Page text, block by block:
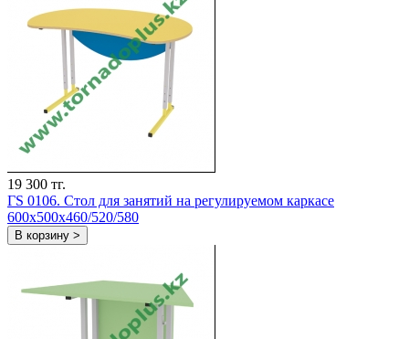
19 300 тг.
ГS 0106. Стол для занятий на регулируемом каркасе
600x500x460/520/580
В корзину >